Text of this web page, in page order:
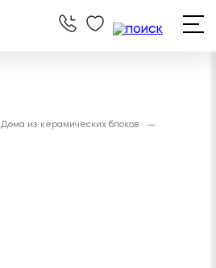
Дома из керамических блоков